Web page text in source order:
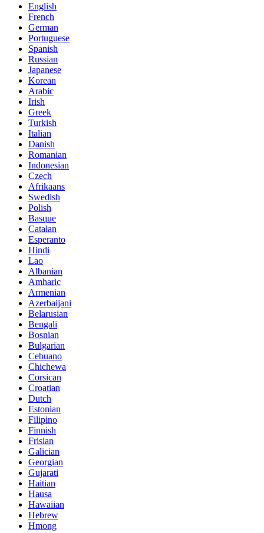
English
French
German
Portuguese
Spanish
Russian
Japanese
Korean
Arabic
Irish
Greek
Turkish
Italian
Danish
Romanian
Indonesian
Czech
Afrikaans
Swedish
Polish
Basque
Catalan
Esperanto
Hindi
Lao
Albanian
Amharic
Armenian
Azerbaijani
Belarusian
Bengali
Bosnian
Bulgarian
Cebuano
Chichewa
Corsican
Croatian
Dutch
Estonian
Filipino
Finnish
Frisian
Galician
Georgian
Gujarati
Haitian
Hausa
Hawaiian
Hebrew
Hmong